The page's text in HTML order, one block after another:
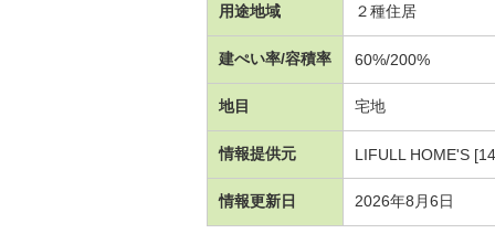
用途地域 ２種住居
建ぺい率/容積率 60%/200%
地目 宅地
情報提供元 LIFULL HOME'S
情報更新日 2026年8月6日